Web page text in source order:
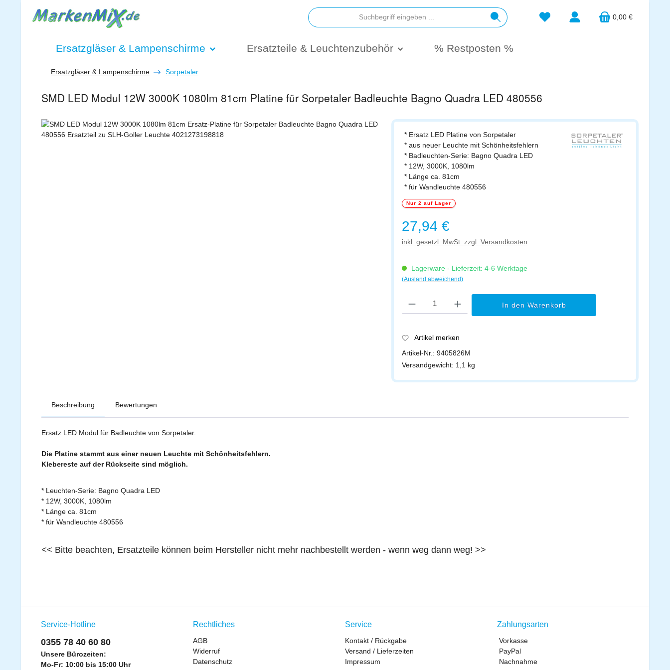
Hauptinhalt springen
Zur Suche springen
Zur Hauptnavigation springen
Du hast 0 Produkte auf dem
0,00 €
Ersatzgläser & Lampenschirme Ersatzteile & Leuchtenzubehör % Restposten %
Ersatzgläser & Lampenschirme Sorpetaler
SMD LED Modul 12W 3000K 1080lm 81cm Platine für Sorpetaler Badleuchte Bagno Quadra LED 480556
Bildergalerie überspringen
* Ersatz LED Platine von Sorpetaler
* aus neuer Leuchte mit Schönheitsfehlern
* Badleuchten-Serie: Bagno Quadra LED
* 12W, 3000K, 1080lm
* Länge ca. 81cm
* für Wandleuchte 480556
Nur 2 auf Lager
Regulärer Preis:
27,94 €
inkl. gesetzl. MwSt. zzgl. Versandkosten
Lagerware - Lieferzeit: 4-6 Werktage
(Ausland abweichend)
In den Warenkorb
Artikel merken
Artikel-Nr.:9405826M
Versandgewicht: 1,1 kg
Beschreibung Bewertungen
Ersatz LED Modul für Badleuchte von Sorpetaler.
Die Platine stammt aus einer neuen Leuchte mit Schönheitsfehlern.
Klebereste auf der Rückseite sind möglich.
* Leuchten-Serie: Bagno Quadra LED
* 12W, 3000K, 1080lm
* Länge ca. 81cm
* für Wandleuchte 480556
<< Bitte beachten, Ersatzteile können beim Hersteller nicht mehr nachbestellt werden - wenn weg dann weg! >>
Service-Hotline
0355 78 40 60 80
Unsere Bürozeiten:
Mo-Fr: 10:00 bis 15:00 Uhr
Rechtliches
AGB
Widerruf
Datenschutz
Service
Kontakt / Rückgabe
Versand / Lieferzeiten
Impressum
Zahlungsarten
Vorkasse
PayPal
Nachnahme